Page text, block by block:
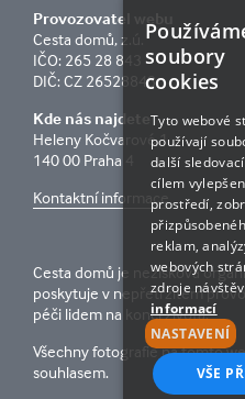
Provozovatel webu
Cesta domů, z.ú.
IČO: 265 28 843
DIČ: CZ 26528843
Kde nás najdete
Heleny Kočvarové 1
140 00 Praha 4
Kontaktní informace
Cesta domů je nezisková
poskytuje v nepřetržitém
péči lidem na konci života.
Všechny fotografie na tomto
souhlasem.
soubory
cookies
Tyto webové
používají
další
cílem
prostředí,
reklam,
webových
zdroje
informací
NASTAVENÍ
VŠE